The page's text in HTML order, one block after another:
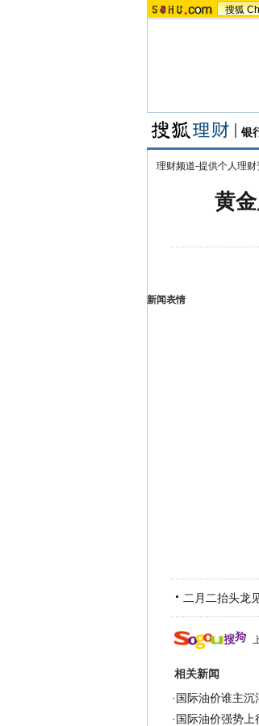
搜狐
银
理财频道-提供个人理
黄
新闻表情
二月二抬头龙
相关新闻
· 国际油价谁主
· 国际油价强势